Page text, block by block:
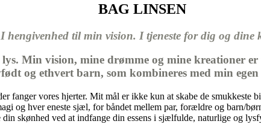
BAG LINSEN
I hengivenhed til min vision. I tjeneste for dig og dine
Min vision, mine drømme og mine kreationer
og ethvert barn, som kombineres med min
fanger vores hjerter. Mit mål er ikke kun at skabe de
og hver eneste sjæl, for båndet mellem par, forældre og barn/
din skønhed ved at indfange din essens i sjælfulde, naturlige og